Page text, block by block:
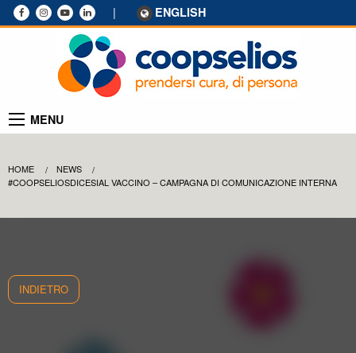
| ENGLISH
MENU
HOME
NEWS
#COOPSELIOSDICESIAL VACCINO – CAMPAGNA DI COMUNICAZIONE INTERNA
INDIETRO